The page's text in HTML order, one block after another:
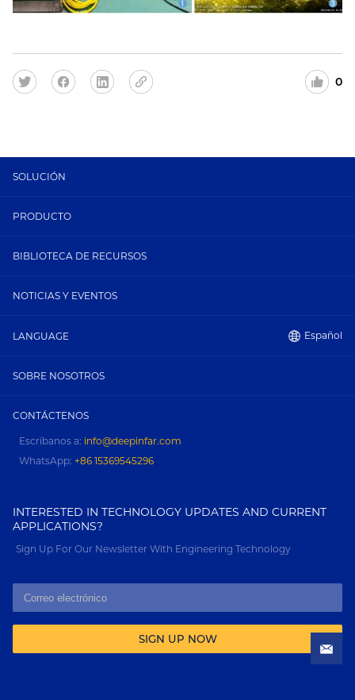
0
SOLUCIÓN
PRODUCTO
BIBLIOTECA DE RECURSOS
NOTICIAS Y EVENTOS
LANGUAGE Español
SOBRE NOSOTROS
CONTÁCTENOS
Escríbanos a: info@deepinfar.com
WhatsApp: +86 15369545296
INTERESTED IN TECHNOLOGY UPDATES AND CURRENT
APPLICATIONS?
Sign Up For Our Newsletter With Engineering Technology
SIGN UP NOW